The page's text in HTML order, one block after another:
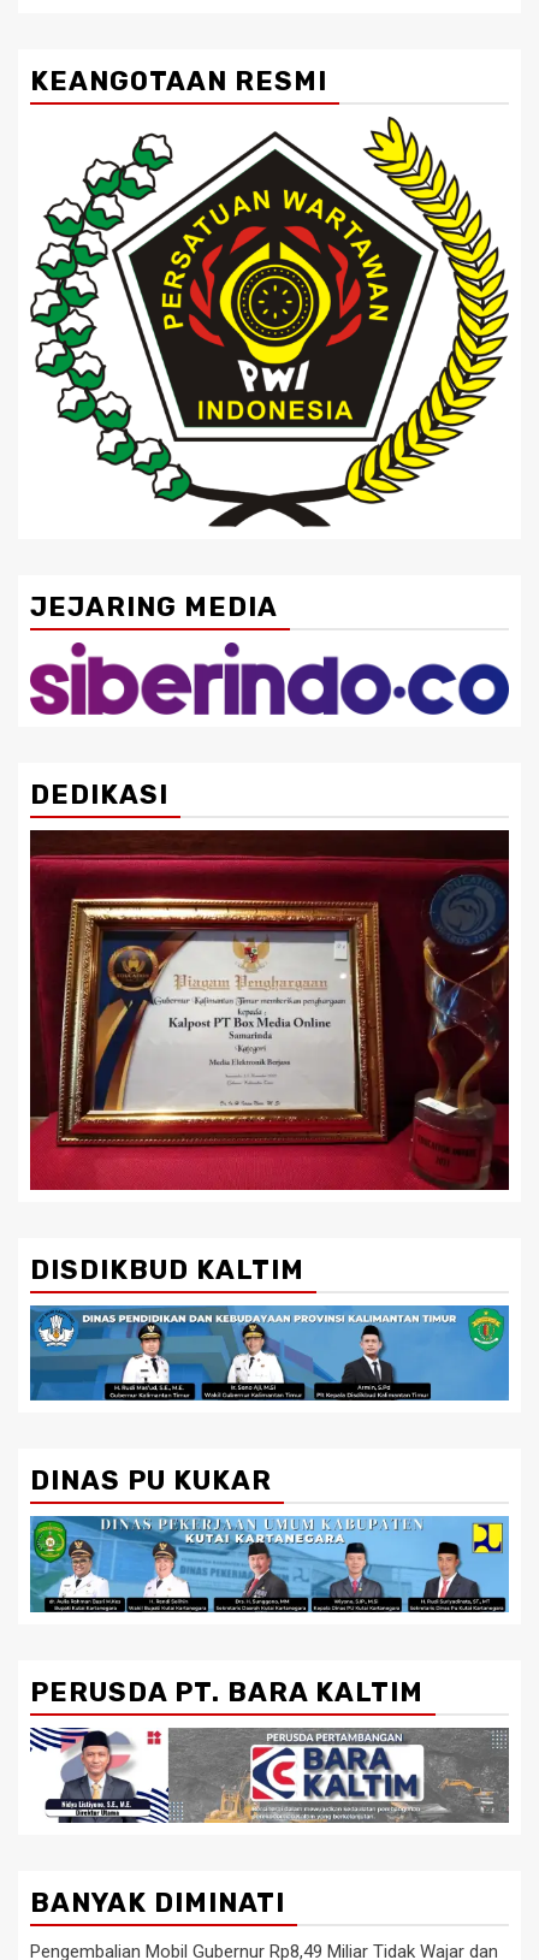
KEANGOTAAN RESMI
JEJARING MEDIA
DEDIKASI
DISDIKBUD KALTIM
DINAS PU KUKAR
PERUSDA PT. BARA KALTIM
BANYAK DIMINATI
Pengembalian Mobil Gubernur Rp8,49 Miliar Tidak Wajar dan